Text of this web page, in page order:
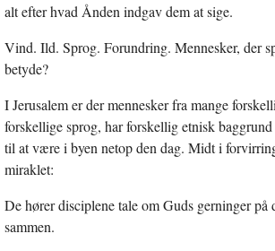
alt efter hvad Ånden indgav dem at sige.
Vind. Ild. Sprog. Forundring. Mennesker, der
betyde?
I Jerusalem er der mennesker fra mange
forskellige sprog, har forskellig etnisk
til at være i byen netop den dag. Midt i
miraklet:
De hører disciplene tale om Guds gerninger på
sammen.